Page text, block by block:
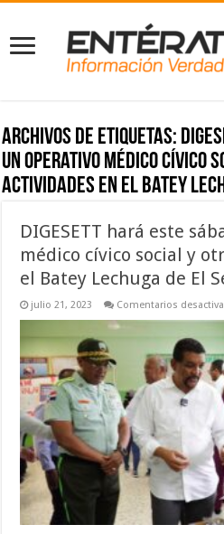
Archivos de etiquetas:
un operativo médico cívico
actividades en el Batey
DIGESETT hará este
médico cívico social y
el Batey Lechuga de El
julio 21, 2023 Comentarios